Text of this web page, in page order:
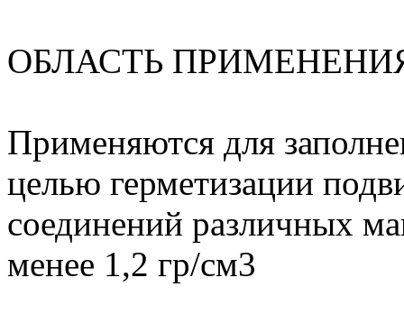
ОБЛАСТЬ
Применяются для
целью герметизации
соединений различных
менее 1,2 гр/см3